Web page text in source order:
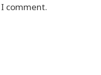
comment.